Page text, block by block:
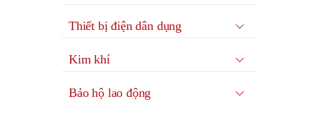
Thiết bị điện dân dụng
Kim khí
Bảo hộ lao động